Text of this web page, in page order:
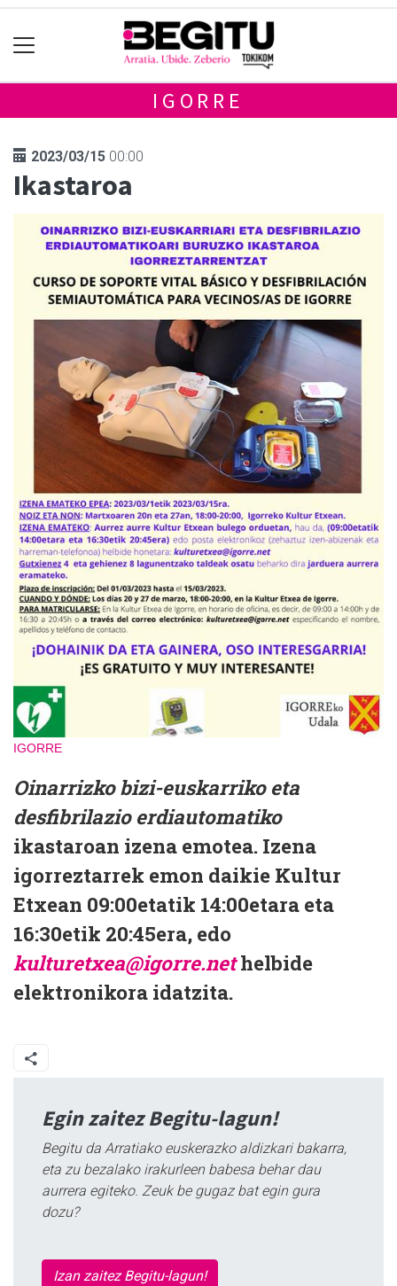
IGORRE
2023/03/15 00:00
Ikastaroa
IGORRE
Oinarrizko bizi-euskarriko eta
desfibrilazio erdiautomatiko
ikastaroan izena emotea. Izena
igorreztarrek emon daikie Kultur
Etxean 09:00etatik 14:00etara eta
16:30etik 20:45era, edo
kulturetxea@igorre.net helbide
elektronikora idatzita.
Egin zaitez Begitu-lagun!
Begitu da Arratiako euskerazko aldizkari bakarra,
eta zu bezalako irakurleen babesa behar dau
aurrera egiteko. Zeuk be gugaz bat egin gura
dozu?
Izan zaitez Begitu-lagun!